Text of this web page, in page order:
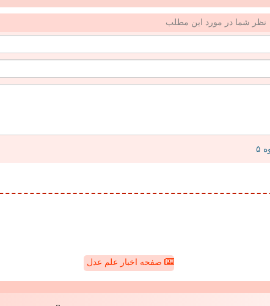
نظر شما در مورد این مطلب
صفحه اخبار علم عدل